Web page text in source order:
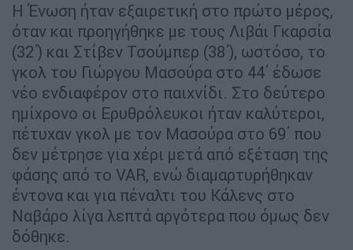
Η Ένωση ήταν εξαιρετική στο πρώτο μέρος,
όταν και προηγήθηκε με τους Λιβάι Γκαρσία
(32΄) και Στίβεν Τσούμπερ (38΄), ωστόσο, το
γκολ του Γιώργου Μασούρα στο 44΄ έδωσε
νέο ενδιαφέρον στο παιχνίδι. Στο δεύτερο
ημίχρονο οι Ερυθρόλευκοι ήταν καλύτεροι,
πέτυχαν γκολ με τον Μασούρα στο 69΄ που
δεν μέτρησε για χέρι μετά από εξέταση της
φάσης από το VAR, ενώ διαμαρτυρήθηκαν
έντονα και για πέναλτι του Κάλενς στο
Ναβάρο λίγα λεπτά αργότερα που όμως δεν
δόθηκε.